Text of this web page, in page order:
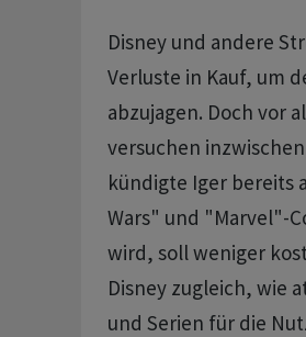
Disney und andere
Verluste in Kauf, um
abzujagen. Doch vor
versuchen
kündigte Iger bereits
Wars" und "Marvel"-
wird, soll weniger
Disney zugleich, wie
und Serien für die